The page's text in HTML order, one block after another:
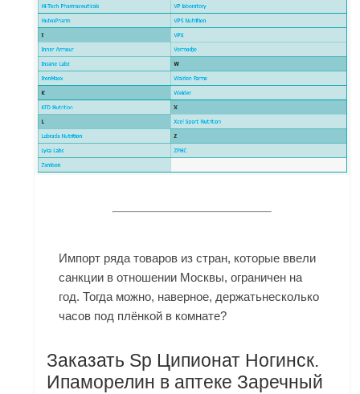
Импорт ряда товаров из стран, которые ввели
санкции в отношении Москвы, ограничен на
год. Тогда можно, наверное, держатьнесколько
часов под плёнкой в комнате?
Заказать Sp Ципионат Ногинск.
Ипаморелин в аптеке Заречный